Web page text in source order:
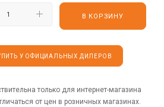
В КОРЗИНУ
У ОФИЦИАЛЬНЫХ ДИЛЕРОВ
только для интернет-магазина
от цен в розничных магазинах.